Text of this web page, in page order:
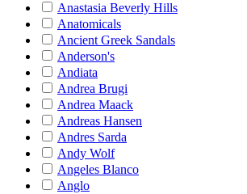
Anastasia Beverly Hills
Anatomicals
Ancient Greek Sandals
Anderson's
Andiata
Andrea Brugi
Andrea Maack
Andreas Hansen
Andres Sarda
Andy Wolf
Angeles Blanco
Anglo